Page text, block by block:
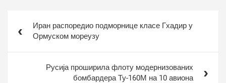
чланкаИран распоредио подморнице класе Гхадир у
Ормуском мореузу
Русија проширила флоту модернизованих
бомбардера Ту-160М на 10 авиона